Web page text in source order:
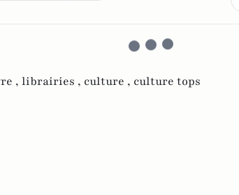
, librairies , culture , culture tops